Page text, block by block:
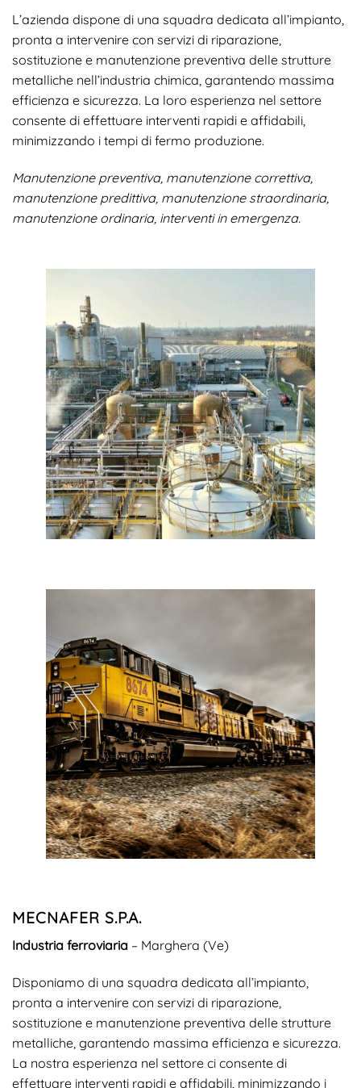
L’azienda dispone di una squadra dedicata all’impianto,
pronta a intervenire con servizi di riparazione,
sostituzione e manutenzione preventiva delle strutture
metalliche nell’industria chimica, garantendo massima
efficienza e sicurezza. La loro esperienza nel settore
consente di effettuare interventi rapidi e affidabili,
minimizzando i tempi di fermo produzione.
Manutenzione preventiva, manutenzione correttiva,
manutenzione predittiva, manutenzione straordinaria,
manutenzione ordinaria, interventi in emergenza.
MECNAFER S.P.A.
Industria ferroviaria – Marghera (Ve)
Disponiamo di una squadra dedicata all’impianto,
pronta a intervenire con servizi di riparazione,
sostituzione e manutenzione preventiva delle strutture
metalliche, garantendo massima efficienza e sicurezza.
La nostra esperienza nel settore ci consente di
effettuare interventi rapidi e affidabili, minimizzando i